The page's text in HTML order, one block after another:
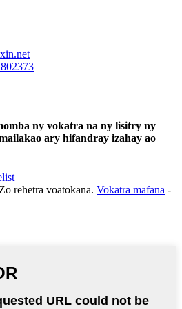
ny vokatra na ny lisitry ny
ary hifandray izahay ao
rehetra voatokana. Vokatra mafana -